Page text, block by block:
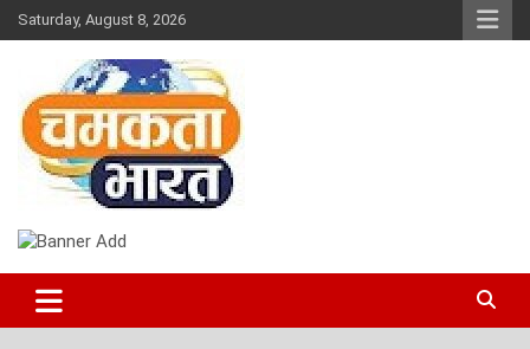
Skip
to
Saturday, August 8, 2026
CHAMAKTA BHARAT